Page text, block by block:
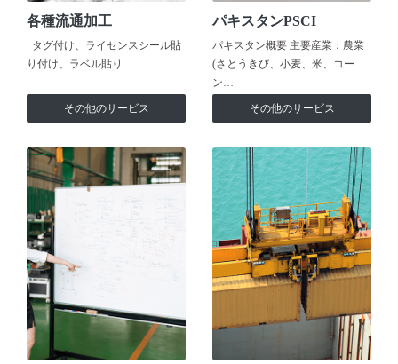
各種流通加工
タグ付け、ライセンスシール貼
り付け、ラベル貼り…
その他のサービス
パキスタンPSCI
パキスタン概要 主要産業：農業
(さとうきび、小麦、米、コー
ン…
その他のサービス